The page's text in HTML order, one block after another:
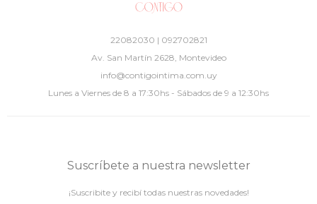
22082030 | 092702821
Av. San Martín 2628, Montevideo
info@contigointima.com.uy
Lunes a Viernes de 8 a 17:30hs - Sábados de 9 a 12:30hs
Suscríbete a nuestra newsletter
¡Suscribite y recibí todas nuestras novedades!